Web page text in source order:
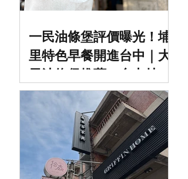
一民油條堡評價曝光！埔
里特色早餐開進台中｜大
里油條堡推薦＋台中炒麵
早餐實吃分享